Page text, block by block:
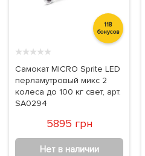
118
бонусов
★★★★★
Самокат MICRO Sprite LED
перламутровый микс 2
колеса до 100 кг свет, арт.
SA0294
5895 грн
Нет в наличии